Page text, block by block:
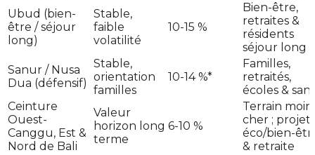
Ubud (bien-
être / séjour
long)
Stable,
faible
volatilité
10-15 %
Bien-être,
retraites &
résidents
séjour long
Sanur / Nusa
Dua (défensif)
Stable,
orientation
familles
10-14 %*
Familles,
retraités,
écoles &
Ceinture
Ouest-
Canggu, Est &
Nord de Bali
Valeur
horizon long
terme
6-10 %
Terrain
cher ; projets
éco/bien-
& retraite